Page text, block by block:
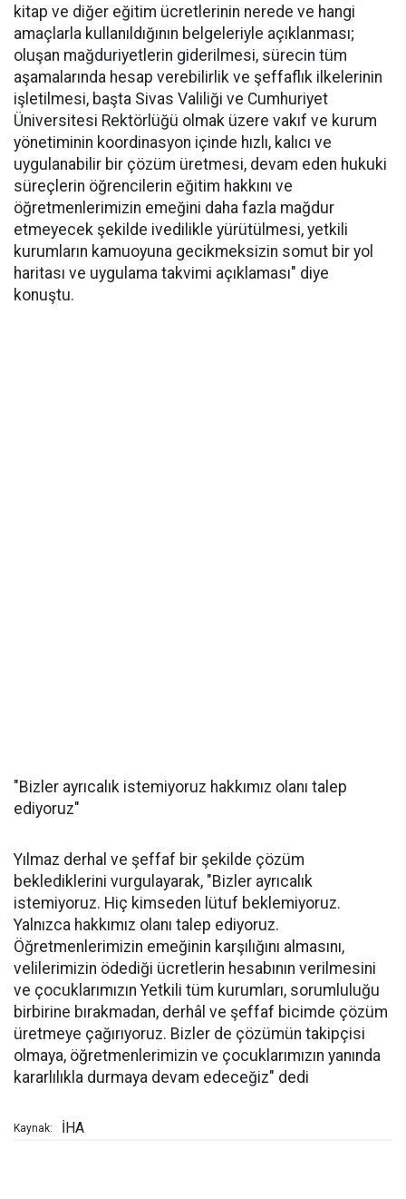
kitap ve diğer eğitim ücretlerinin nerede ve hangi
amaçlarla kullanıldığının belgeleriyle açıklanması;
oluşan mağduriyetlerin giderilmesi, sürecin tüm
aşamalarında hesap verebilirlik ve şeffaflık ilkelerinin
işletilmesi, başta Sivas Valiliği ve Cumhuriyet
Üniversitesi Rektörlüğü olmak üzere vakıf ve kurum
yönetiminin koordinasyon içinde hızlı, kalıcı ve
uygulanabilir bir çözüm üretmesi, devam eden hukuki
süreçlerin öğrencilerin eğitim hakkını ve
öğretmenlerimizin emeğini daha fazla mağdur
etmeyecek şekilde ivedilikle yürütülmesi, yetkili
kurumların kamuoyuna gecikmeksizin somut bir yol
haritası ve uygulama takvimi açıklaması" diye
konuştu.
"Bizler ayrıcalık istemiyoruz hakkımız olanı talep
ediyoruz"
Yılmaz derhal ve şeffaf bir şekilde çözüm
beklediklerini vurgulayarak, "Bizler ayrıcalık
istemiyoruz. Hiç kimseden lütuf beklemiyoruz.
Yalnızca hakkımız olanı talep ediyoruz.
Öğretmenlerimizin emeğinin karşılığını almasını,
velilerimizin ödediği ücretlerin hesabının verilmesini
ve çocuklarımızın Yetkili tüm kurumları, sorumluluğu
birbirine bırakmadan, derhâl ve şeffaf bicimde çözüm
üretmeye çağırıyoruz. Bizler de çözümün takipçisi
olmaya, öğretmenlerimizin ve çocuklarımızın yanında
kararlılıkla durmaya devam edeceğiz" dedi
Kaynak: İHA